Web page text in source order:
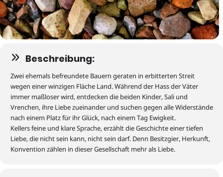
Beschreibung:
Zwei ehemals befreundete Bauern geraten in erbitterten Streit
wegen einer winzigen Fläche Land. Während der Hass der Väter
immer maßloser wird, entdecken die beiden Kinder, Sali und
Vrenchen, ihre Liebe zueinander und suchen gegen alle Widerstände
nach einem Platz für ihr Glück, nach einem Tag Ewigkeit.
Kellers feine und klare Sprache, erzählt die Geschichte einer tiefen
Liebe, die nicht sein kann, nicht sein darf. Denn Besitzgier, Herkunft,
Konvention zählen in dieser Gesellschaft mehr als Liebe.